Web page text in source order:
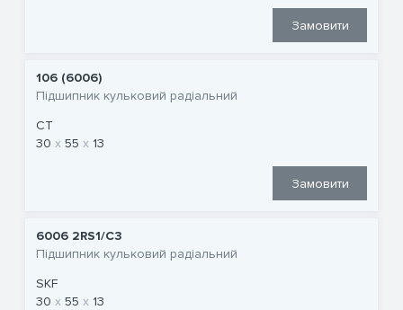
Замовити
106 (6006)
Підшипник кульковий радіальний
CT
30
55 13
Замовити
6006 2RS1/C3
Підшипник кульковий радіальний
SKF
30
55 13